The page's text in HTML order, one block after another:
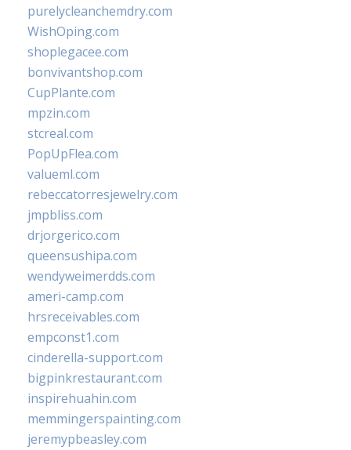
purelycleanchemdry.com
WishOping.com
shoplegacee.com
bonvivantshop.com
CupPlante.com
mpzin.com
stcreal.com
PopUpFlea.com
valueml.com
rebeccatorresjewelry.com
jmpbliss.com
drjorgerico.com
queensushipa.com
wendyweimerdds.com
ameri-camp.com
hrsreceivables.com
empconst1.com
cinderella-support.com
bigpinkrestaurant.com
inspirehuahin.com
memmingerspainting.com
jeremypbeasley.com